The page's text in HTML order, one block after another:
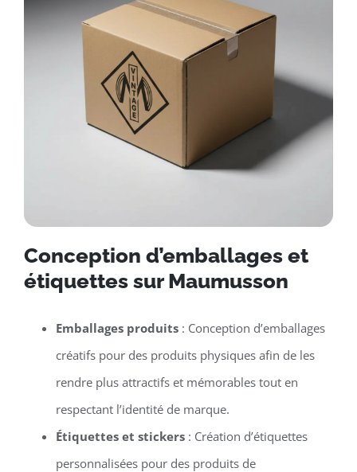
Conception d’emballages et
étiquettes sur Maumusson
Emballages produits: Conception d’emballages
créatifs pour des produits physiques afin de les
rendre plus attractifs et mémorables tout en
respectant l’identité de marque.
Étiquettes et stickers: Création d’étiquettes
personnalisées pour des produits de